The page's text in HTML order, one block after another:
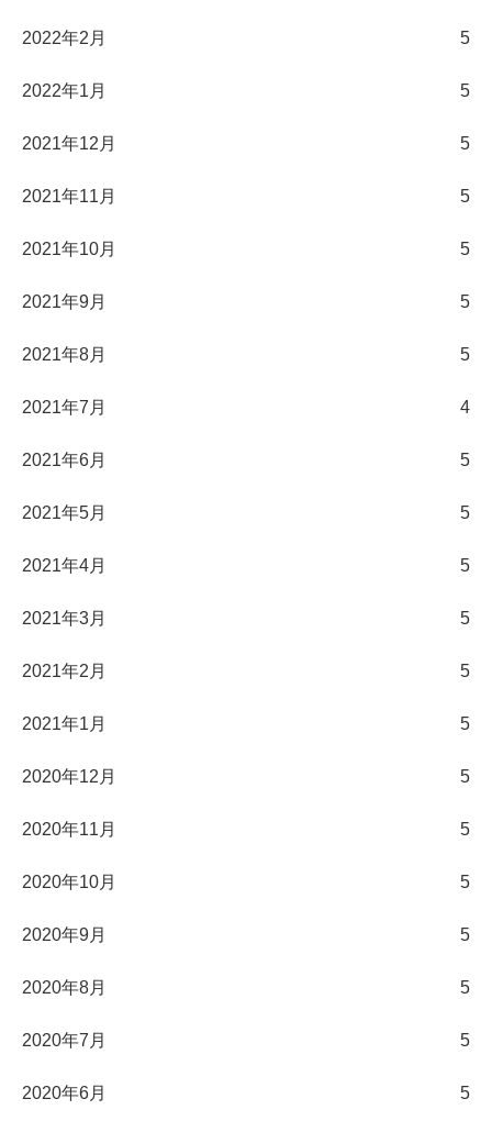
2022年2月 5
2022年1月 5
2021年12月 5
2021年11月 5
2021年10月 5
2021年9月 5
2021年8月 5
2021年7月 4
2021年6月 5
2021年5月 5
2021年4月 5
2021年3月 5
2021年2月 5
2021年1月 5
2020年12月 5
2020年11月 5
2020年10月 5
2020年9月 5
2020年8月 5
2020年7月 5
2020年6月 5